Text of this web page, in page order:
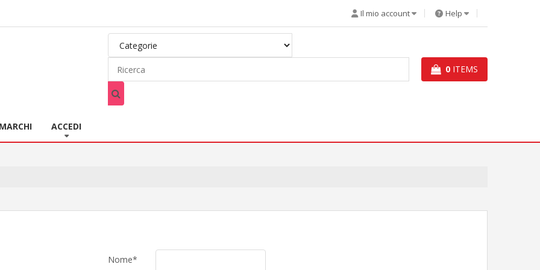
Il mio account Help
0 ITEMS
ACCEDI
Nome*